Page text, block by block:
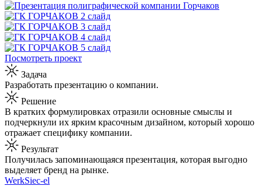
Посмотреть проект
Задача
Разработать презентацию о компании.
Решение
В кратких формулировках отразили основные смыслы и
подчеркнули их ярким красочным дизайном, который хорошо
отражает специфику компании.
Результат
Получилась запоминающаяся презентация, которая выгодно
выделяет бренд на рынке.
WerkSieс-el